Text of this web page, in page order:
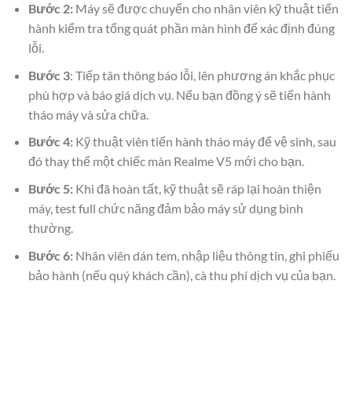
Bước 2:Máy sẽ được chuyển cho nhân viên kỹ thuật tiến
hành kiểm tra tổng quát phần màn hình để xác định đúng
lỗi.
Bước 3: Tiếp tân thông báo lỗi, lên phương án khắc phục
phù hợp và báo giá dịch vụ. Nếu bạn đồng ý sẽ tiến hành
tháo máy và sửa chữa.
Bước 4: Kỹ thuật viên tiến hành tháo máy để vệ sinh, sau
đó thay thế một chiếc màn Realme V5 mới cho bạn.
Bước 5: Khi đã hoàn tất, kỹ thuật sẽ ráp lại hoàn thiện
máy, test full chức năng đảm bảo máy sử dụng bình
thường.
Bước 6:Nhân viên dán tem, nhập liệu thông tin, ghi phiếu
bảo hành (nếu quý khách cần), cà thu phí dịch vụ của bạn.